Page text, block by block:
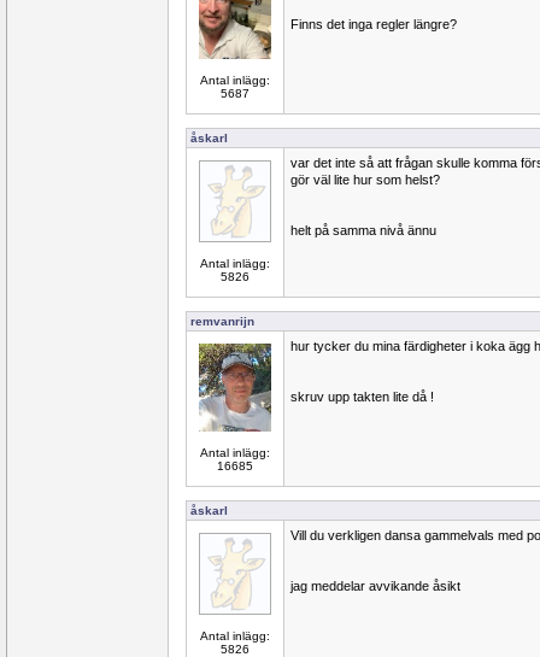
Antal inlägg:
5687
Finns det inga regler längre?
åskarl
Antal inlägg:
5826
var det inte så att frågan skulle komma
gör väl lite hur som helst?
helt på samma nivå ännu
remvanrijn
Antal inlägg:
16685
hur tycker du mina färdigheter i koka ägg
skruv upp takten lite då !
åskarl
Antal inlägg:
5826
Vill du verkligen dansa gammelvals med
jag meddelar avvikande åsikt